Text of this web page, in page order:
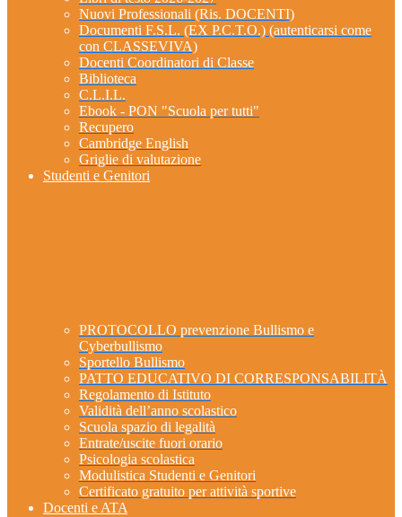
Nuovi Professionali (Ris. DOCENTI)
Documenti F.S.L. (EX P.C.T.O.) (autenticarsi come
con CLASSEVIVA)
Docenti Coordinatori di Classe
Biblioteca
C.L.I.L.
Ebook - PON "Scuola per tutti"
Recupero
Cambridge English
Griglie di valutazione
Studenti e Genitori
PROTOCOLLO prevenzione Bullismo e
Cyberbullismo
Sportello Bullismo
PATTO EDUCATIVO DI CORRESPONSABILITÀ
Regolamento di Istituto
Validità dell’anno scolastico
Scuola spazio di legalità
Entrate/uscite fuori orario
Psicologia scolastica
Modulistica Studenti e Genitori
Certificato gratuito per attività sportive
Docenti e ATA